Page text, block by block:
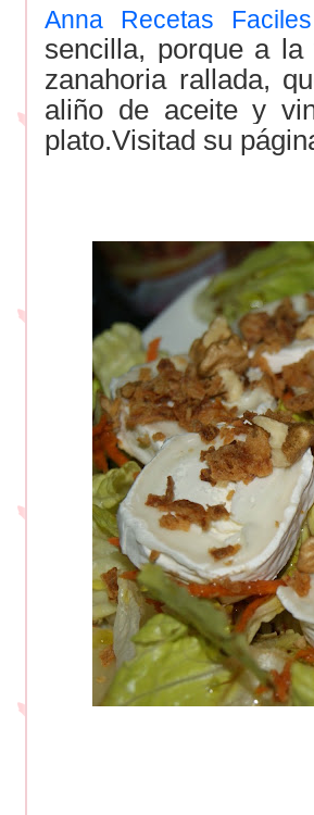
Anna Recetas Faciles
sencilla, porque a
zanahoria rallada,
aliño de aceite y
plato.Visitad su